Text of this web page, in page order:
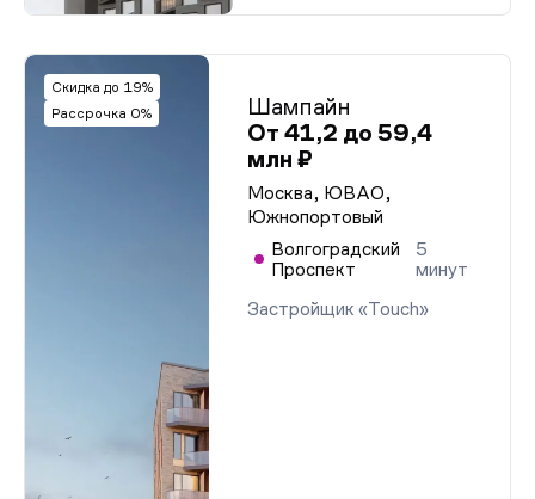
Скидка до 19%
Рассрочка 0%
Шампайн
От 41,2 до 59,4
млн ₽
Москва, ЮВАО,
Южнопортовый
Волгоградский
Проспект
5
минут
Застройщик «Touch»